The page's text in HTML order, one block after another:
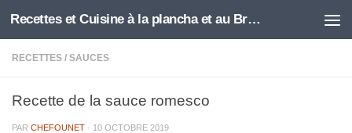
Skip to content Recettes et Cuisine à la plancha et au Brasero
RECETTES / SAUCES
Recette de la sauce romesco
PAR CHEFOUNET · 10 OCTOBRE 2019